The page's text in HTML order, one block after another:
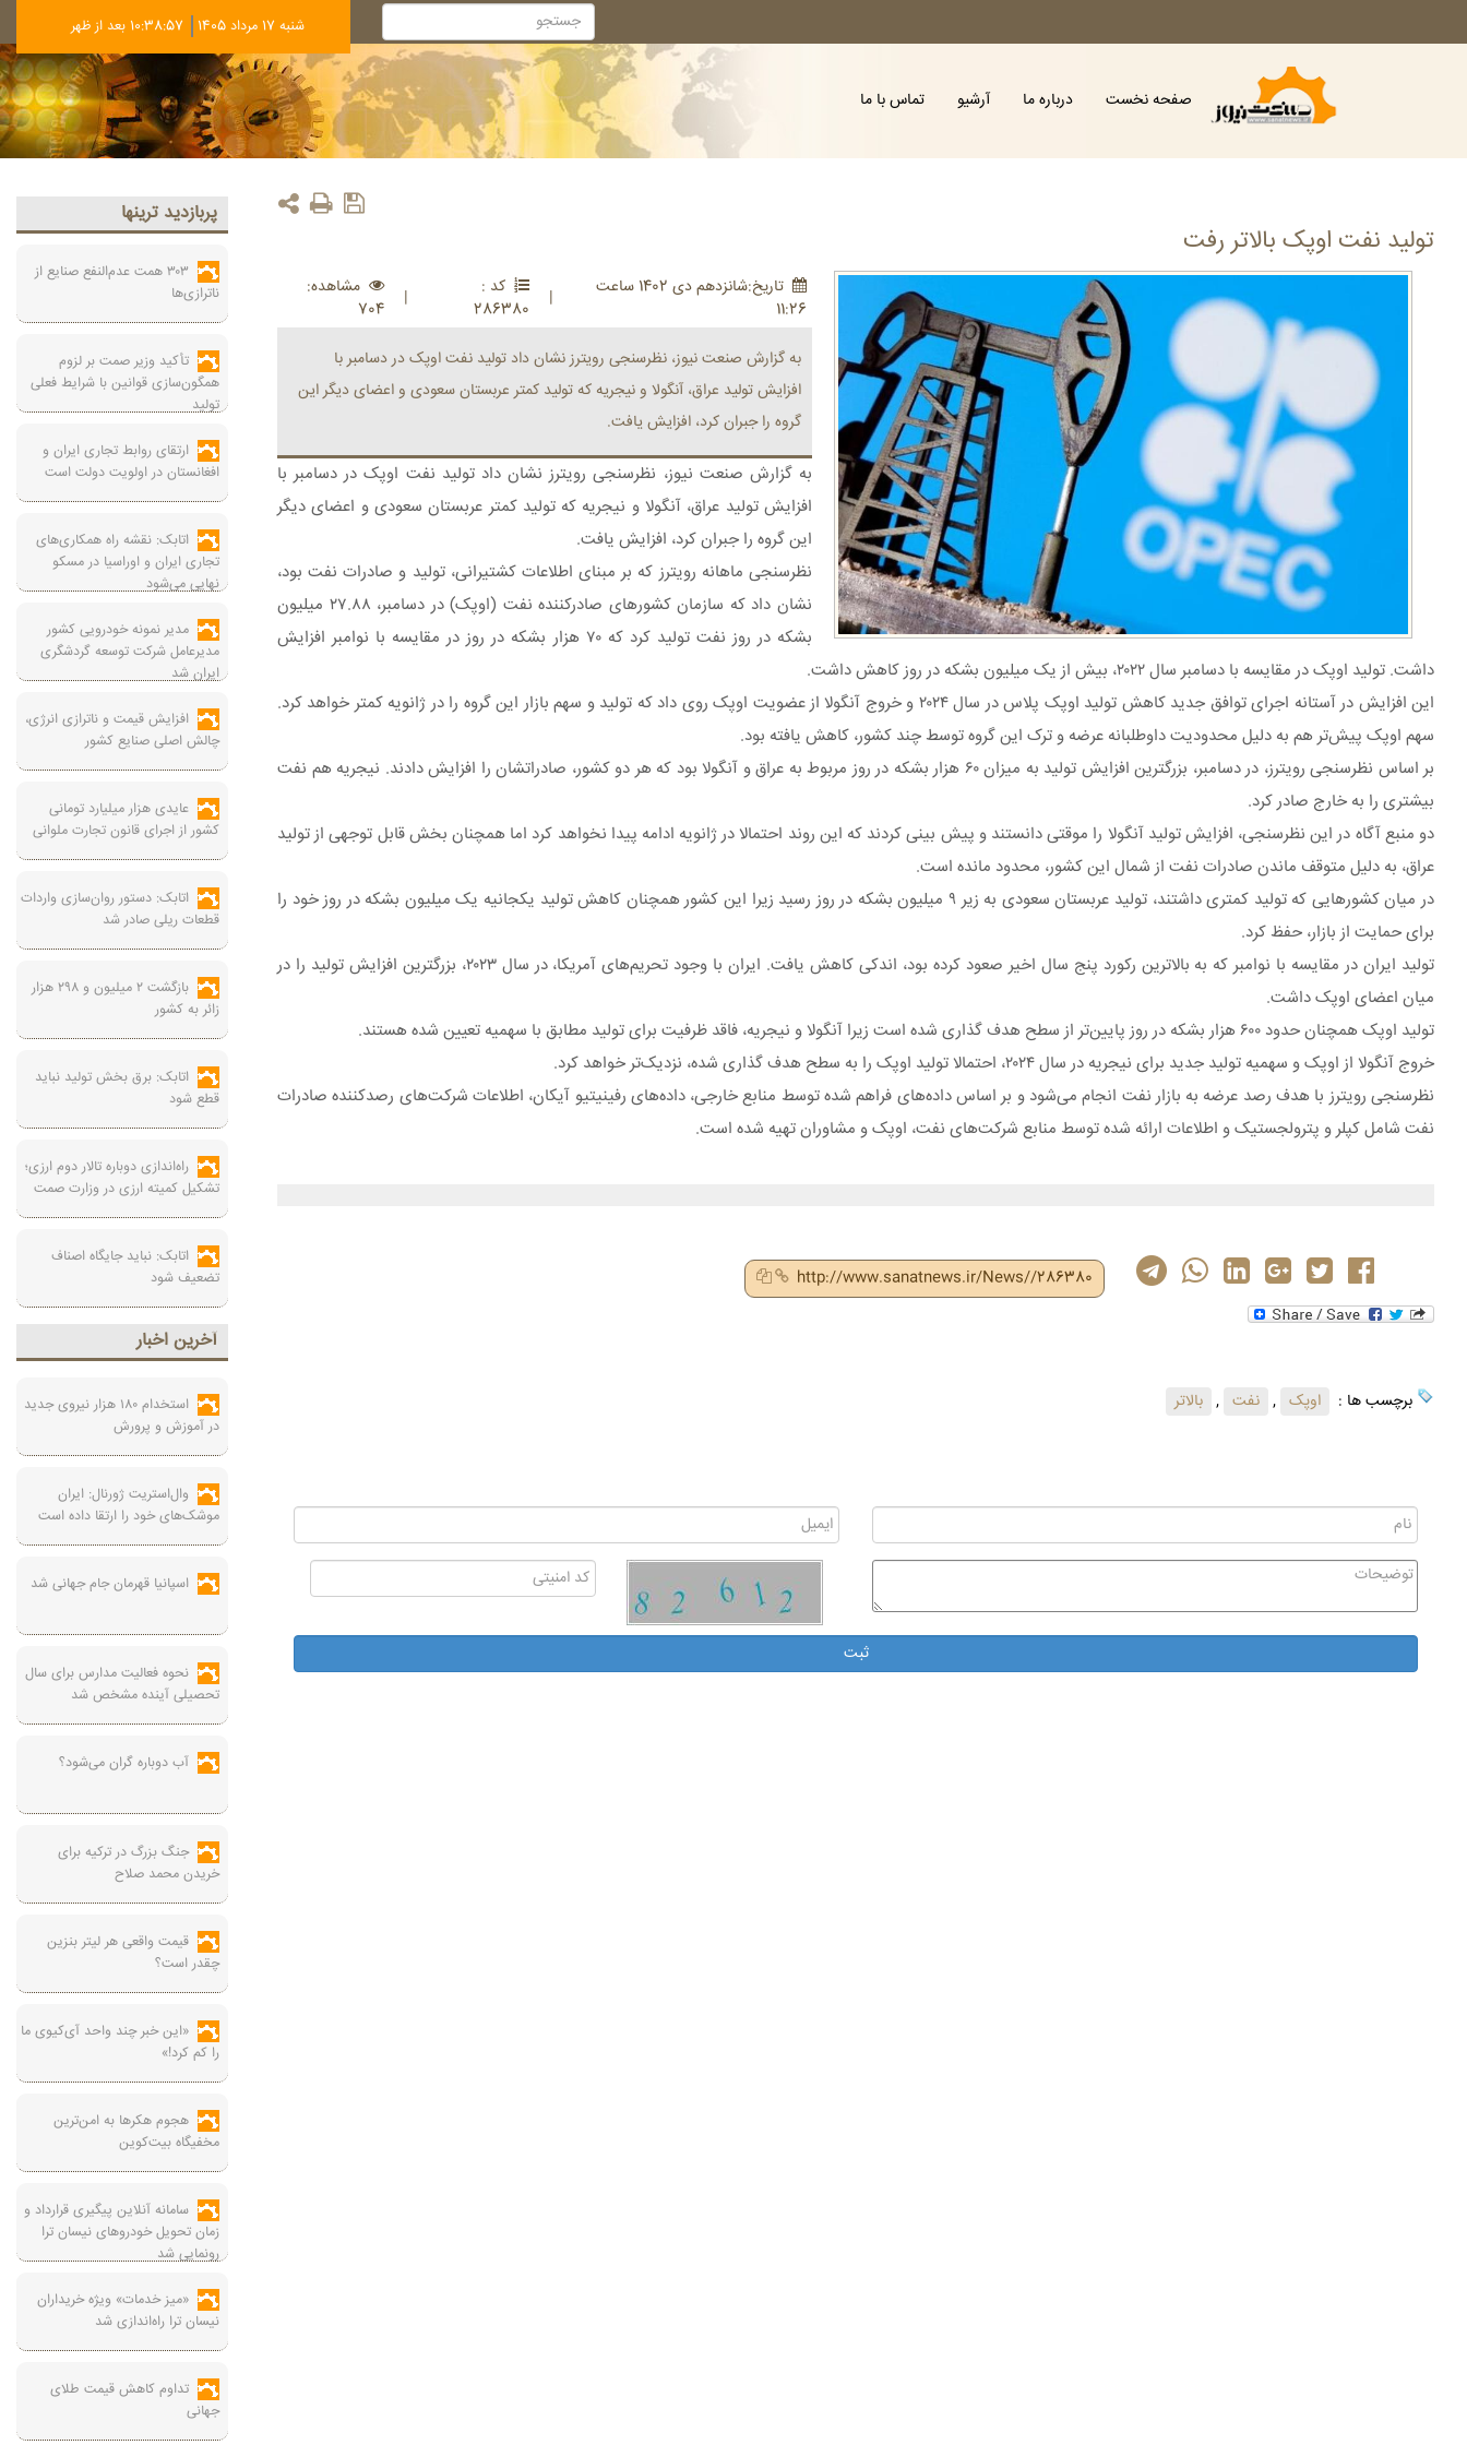
شنبه 17 مرداد 1405 10:38:58 بعد از ظهر
صفحه نخست درباره ما آرشیو تماس با ما
تولید نفت اوپک بالاتر رفت
تاريخ:شانزدهم دی 1402 ساعت
11:26
|
کد :
286380
|
مشاهده:
704
به گزارش صنعت نیوز، نظرسنجی رویترز نشان داد تولید نفت اوپک در دسامبر با
افزایش تولید عراق، آنگولا و نیجریه که تولید کمتر عربستان سعودی و اعضای دیگر این
گروه را جبران کرد، افزایش یافت.
به گزارش صنعت نیوز، نظرسنجی رویترز نشان داد تولید نفت اوپک در دسامبر با
افزایش تولید عراق، آنگولا و نیجریه که تولید کمتر عربستان سعودی و اعضای دیگر
این گروه را جبران کرد، افزایش یافت.
نظرسنجی ماهانه رویترز که بر مبنای اطلاعات کشتیرانی، تولید و صادرات نفت بود،
نشان داد که سازمان کشورهای صادرکننده نفت (اوپک) در دسامبر، ۲۷.۸۸ میلیون
بشکه در روز نفت تولید کرد که ۷۰ هزار بشکه در روز در مقایسه با نوامبر افزایش
داشت. تولید اوپک در مقایسه با دسامبر سال ۲۰۲۲، بیش از یک میلیون بشکه در روز کاهش داشت.
این افزایش در آستانه اجرای توافق جدید کاهش تولید اوپک پلاس در سال ۲۰۲۴ و خروج آنگولا از عضویت اوپک روی داد که تولید و سهم بازار این گروه را در ژانویه کمتر خواهد کرد.
سهم اوپک پیش‌تر هم به دلیل محدودیت داوطلبانه عرضه و ترک این گروه توسط چند کشور، کاهش یافته بود.
بر اساس نظرسنجی رویترز، در دسامبر، بزرگترین افزایش تولید به میزان ۶۰ هزار بشکه در روز مربوط به عراق و آنگولا بود که هر دو کشور، صادراتشان را افزایش دادند. نیجریه هم نفت
بیشتری را به خارج صادر کرد.
دو منبع آگاه در این نظرسنجی، افزایش تولید آنگولا را موقتی دانستند و پیش بینی کردند که این روند احتمالا در ژانویه ادامه پیدا نخواهد کرد اما همچنان بخش قابل توجهی از تولید
عراق، به دلیل متوقف ماندن صادرات نفت از شمال این کشور، محدود مانده است.
در میان کشورهایی که تولید کمتری داشتند، تولید عربستان سعودی به زیر ۹ میلیون بشکه در روز رسید زیرا این کشور همچنان کاهش تولید یکجانیه یک میلیون بشکه در روز خود را
برای حمایت از بازار، حفظ کرد.
تولید ایران در مقایسه با نوامبر که به بالاترین رکورد پنج سال اخیر صعود کرده بود، اندکی کاهش یافت. ایران با وجود تحریم‌های آمریکا، در سال ۲۰۲۳، بزرگترین افزایش تولید را در
میان اعضای اوپک داشت.
تولید اوپک همچنان حدود ۶۰۰ هزار بشکه در روز پایین‌تر از سطح هدف گذاری شده است زیرا آنگولا و نیجریه، فاقد ظرفیت برای تولید مطابق با سهمیه تعیین شده هستند.
خروج آنگولا از اوپک و سهمیه تولید جدید برای نیجریه در سال ۲۰۲۴، احتمالا تولید اوپک را به سطح هدف گذاری شده، نزدیک‌تر خواهد کرد.
نظرسنجی رویترز با هدف رصد عرضه به بازار نفت انجام می‌شود و بر اساس داده‌های فراهم شده توسط منابع خارجی، داده‌های رفینیتیو آیکان، اطلاعات شرکت‌های رصدکننده صادرات
نفت شامل کپلر و پترولجستیک و اطلاعات ارائه شده توسط منابع شرکت‌های نفت، اوپک و مشاوران تهیه شده است.
http://www.sanatnews.ir/News//286380
برچسب ها : اوپک , نفت , بالاتر
پربازديد ترينها
۳۰۳ همت عدم‌النفع صنایع از
ناترازی‌ها
تأکید وزیر صمت بر لزوم
همگون‌سازی قوانین با شرایط فعلی
تولید
ارتقای روابط تجاری ایران و
افغانستان در اولویت دولت است
اتابک: نقشه راه همکاری‌های
تجاری ایران و اوراسیا در مسکو
نهایی می‌شود
مدیر نمونه خودرویی کشور
مدیرعامل شرکت توسعه گردشگری
ایران شد
افزایش قیمت و ناترازی انرژی،
چالش اصلی صنایع کشور
عایدی هزار میلیارد تومانی
کشور از اجرای قانون تجارت ملوانی
اتابک: دستور روان‌سازی واردات
قطعات ریلی صادر شد
بازگشت ۲ میلیون و ۲۹۸ هزار
زائر به کشور
اتابک: برق بخش تولید نباید
قطع شود
راه‌اندازی دوباره تالار دوم ارزی؛
تشکیل کمیته ارزی در وزارت صمت
اتابک: نباید جایگاه اصناف
تضعیف شود
آخرين اخبار
استخدام ۱۸۰ هزار نیروی جدید
در آموزش‌ و پرورش
وال‌استریت ژورنال: ایران
موشک‌های خود را ارتقا داده است
اسپانیا قهرمان جام جهانی شد
نحوه فعالیت مدارس برای سال
تحصیلی آینده مشخص شد
آب دوباره گران می‌شود؟
جنگ بزرگ در ترکیه برای
خریدن محمد صلاح
قیمت واقعی هر لیتر بنزین
چقدر است؟
«این خبر چند واحد آی‌کیوی ما
را کم کرد!»
هجوم هکرها به امن‌ترین
مخفیگاه بیت‌کوین
سامانه آنلاین پیگیری قرارداد‌ و
زمان تحویل خودرو‌های نیسان ترا
رونمایی شد
«میز خدمات» ویژه خریداران
نیسان ترا راه‌اندازی شد
تداوم کاهش قیمت طلای
جهانی